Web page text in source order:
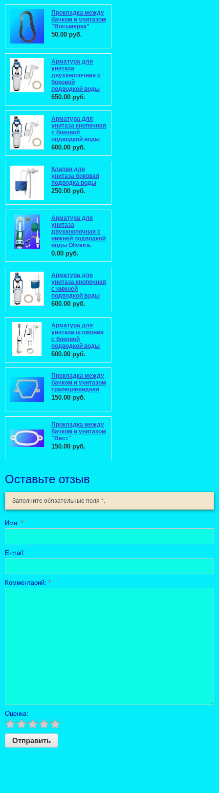
Прокладка между
бачком и унитазом
"Восьмерка"
50.00 руб.
Арматура для
унитаза
двухкнопочная с
боковой
подводкой воды
650.00 руб.
Арматура для
унитаза кнопочная
с боковой
подводкой воды
600.00 руб.
Клапан для
унитаза боковая
подводка воды
250.00 руб.
Арматура для
унитаза
двухкнопочная с
нижней подводкой
воды Oliveira.
0.00 руб.
Арматура для
унитаза кнопочная
с нижней
подводкой воды
600.00 руб.
Арматура для
унитаза штоковая
с боковой
подводкой воды
600.00 руб.
Прокладка между
бачком и унитазом
трапециевидная
150.00 руб.
Прокладка между
бачком и унитазом
"Вест"
150.00 руб.
Оставьте отзыв
Заполните обязательные поля *.
Имя: *
E-mail:
Комментарий: *
Оценка: